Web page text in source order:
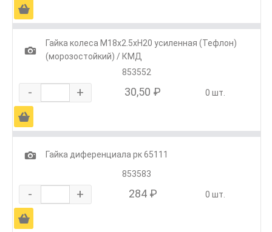
Ä
1
Гайка колеса М18х2.5хH20 усиленная (Тефлон)
(морозостойкий) / КМД
853552
- + 30,50 ₽ 0 шт.
Ä
1
Гайка диференциала рк 65111
853583
- + 284 ₽ 0 шт.
Ä